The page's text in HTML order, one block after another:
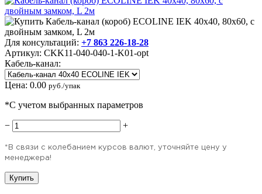
Для консультаций: +7 863 226-18-28
Артикул: CKK11-040-040-1-K01-opt
Кабель-канал:
Цена: 0.00 руб./упак
*С учетом выбранных параметров
− +
*В связи с колебанием курсов валют, уточняйте цену у
менеджера!
Купить